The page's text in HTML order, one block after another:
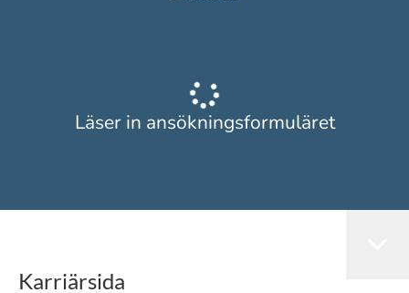
Läser in ansökningsformuläret
Karriärsida